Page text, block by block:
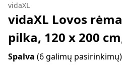
vidaXL
vidaXL Lovos
pilka, 120 x 200
Spalva (6 galimų pasirinkimų)